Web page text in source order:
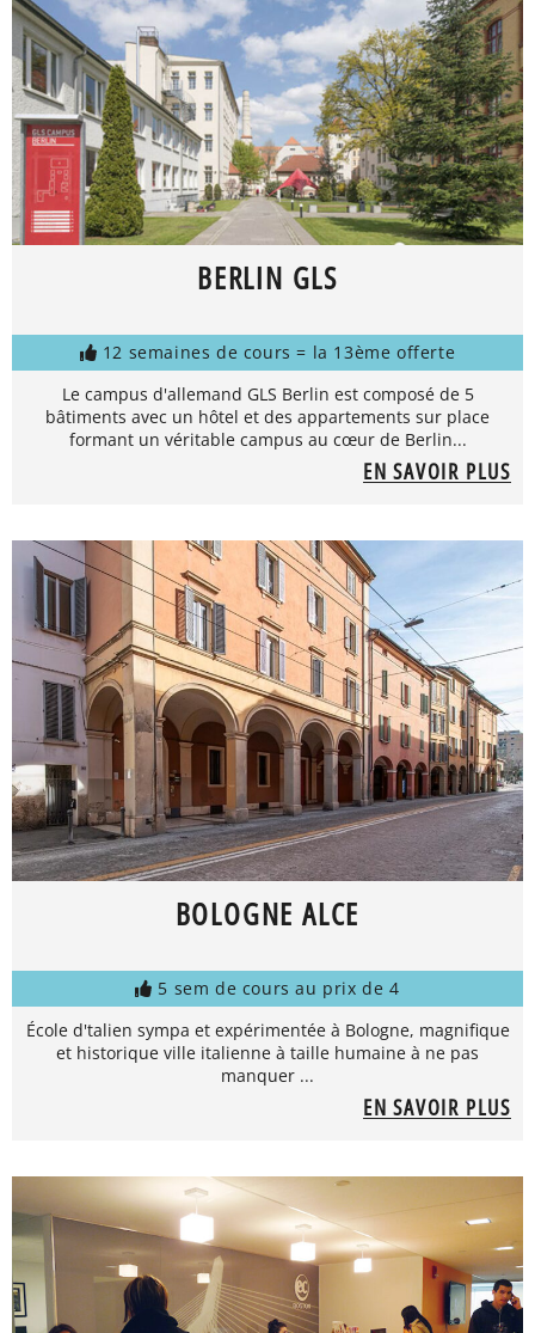
BERLIN GLS
12 semaines de cours = la 13ème offerte
Le campus d'allemand GLS Berlin est composé de 5
bâtiments avec un hôtel et des appartements sur place
formant un véritable campus au cœur de Berlin...
EN SAVOIR PLUS
BOLOGNE ALCE
5 sem de cours au prix de 4
École d'talien sympa et expérimentée à Bologne, magnifique
et historique ville italienne à taille humaine à ne pas
manquer ...
EN SAVOIR PLUS